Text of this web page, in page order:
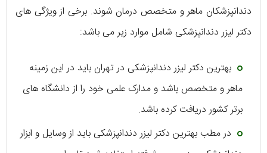
دندانپزشکان ماهر و متخصص درمان شوند. برخی از ویژگی های
دکتر لیزر دندانپزشکی شامل موارد زیر می باشد:
بهترین دکتر لیزر دندانپزشکی در تهران باید در این زمینه
ماهر و متخصص باشد و مدارک علمی خود را از دانشگاه های
برتر کشور دریافت کرده باشد.
در مطب بهترین دکتر لیزر دندانپزشکی باید از وسایل و ابزار